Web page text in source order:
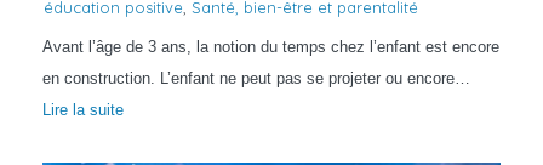
éducation positive Santé, bien-être et parentalité
Avant l’âge de 3 ans, la notion du temps chez l’enfant est encore
en construction. L’enfant ne peut pas se projeter ou encore…
Lire la suite